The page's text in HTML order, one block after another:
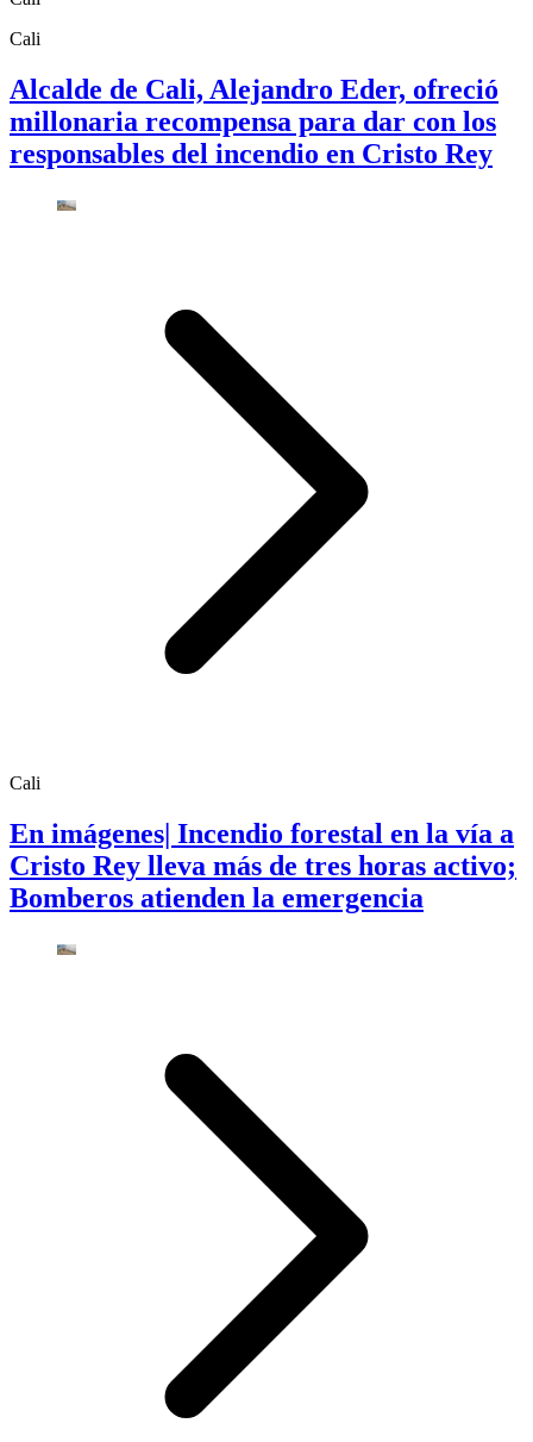
Cali
Alcalde de Cali, Alejandro Eder, ofreció
millonaria recompensa para dar con los
responsables del incendio en Cristo Rey
Cali
En imágenes| Incendio forestal en la vía a
Cristo Rey lleva más de tres horas activo;
Bomberos atienden la emergencia